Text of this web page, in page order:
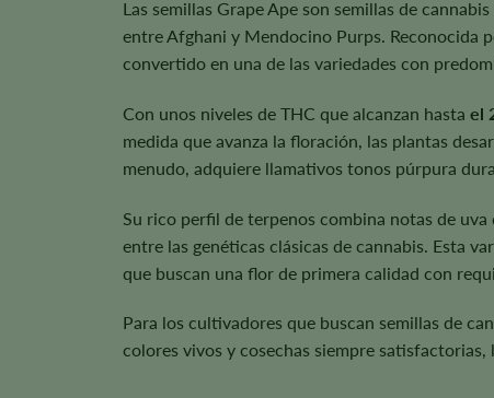
Las semillas Grape Ape son semillas de
entre Afghani y Mendocino Purps. Reconocida
convertido en una de las variedades con
Con unos niveles de THC que alcanzan hasta el
medida que avanza la floración, las plantas
menudo, adquiere llamativos tonos púrpura
Su rico perfil de terpenos combina notas de
entre las genéticas clásicas de cannabis. Esta
que buscan una flor de primera calidad con
Para los cultivadores que buscan semillas de
colores vivos y cosechas siempre